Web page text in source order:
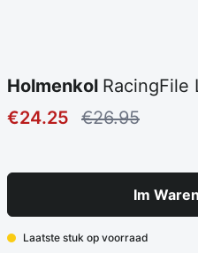
Holmenkol RacingFile
€24.25
€26.95
Im
Laatste stuk op voorraad